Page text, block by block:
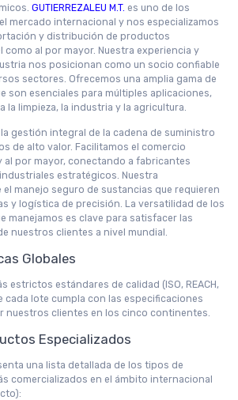
GUTIERREZALEU M.T. es uno de los
mercado internacional y nos especializamos
y distribución de productos
como al por mayor. Nuestra experiencia y
nos posicionan como un socio confiable
sectores. Ofrecemos una amplia gama de
son esenciales para múltiples aplicaciones,
la limpieza, la industria y la agricultura.
gestión integral de la cadena de suministro
de alto valor. Facilitamos el comercio
al por mayor, conectando a fabricantes
estratégicos. Nuestra
manejo seguro de sustancias que requieren
y logística de precisión. La versatilidad de los
manejamos es clave para satisfacer las
nuestros clientes a nivel mundial.
Globales
estrictos estándares de calidad (ISO, REACH,
cada lote cumpla con las especificaciones
nuestros clientes en los cinco continentes.
Especializados
una lista detallada de los tipos de
comercializados en el ámbito internacional